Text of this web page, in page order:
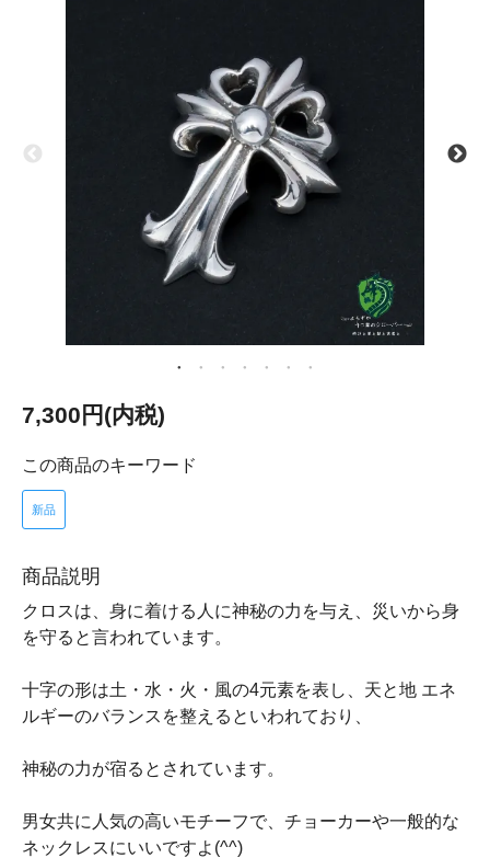
7,300円(内税)
この商品のキーワード
新品
商品説明
クロスは、身に着ける人に神秘の力を与え、災いから身
を守ると言われています。
十字の形は土・水・火・風の4元素を表し、天と地 エネ
ルギーのバランスを整えるといわれており、
神秘の力が宿るとされています。
男女共に人気の高いモチーフで、チョーカーや一般的な
ネックレスにいいですよ(^^)